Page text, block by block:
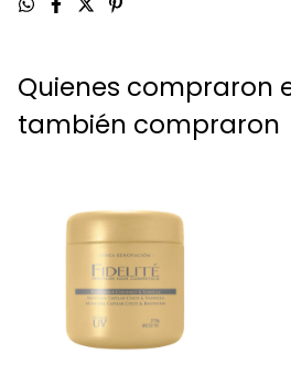
Quienes compraron
también compraron